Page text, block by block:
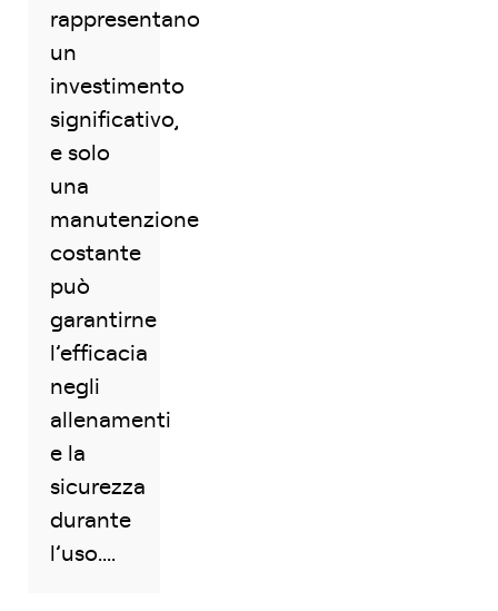
rappresentano
un
investimento
significativo,
e solo
una
manutenzione
costante
può
garantirne
l’efficacia
negli
allenamenti
e la
sicurezza
durante
l’uso....